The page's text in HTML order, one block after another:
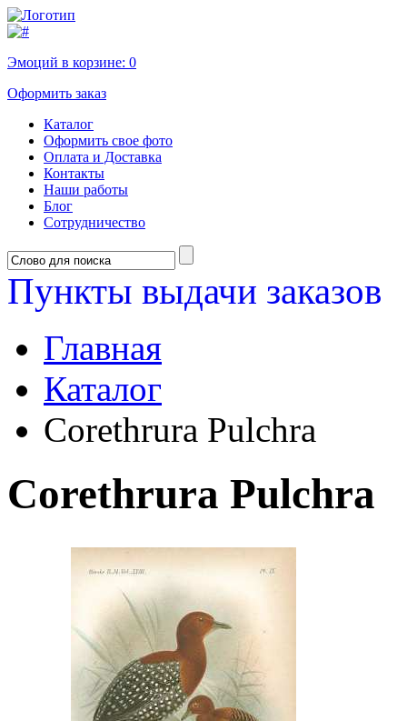
Эмоций в корзине: 0
Оформить заказ
Каталог
Оформить свое фото
Оплата и Доставка
Контакты
Наши работы
Блог
Сотрудничество
Пункты выдачи заказов
Главная
Каталог
Corethrura Pulchra
Corethrura Pulchra